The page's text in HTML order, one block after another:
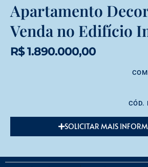
Apartamento
Venda no Edifício
R$ 1.890.000,00
CÓD.
SOLICITAR MAIS